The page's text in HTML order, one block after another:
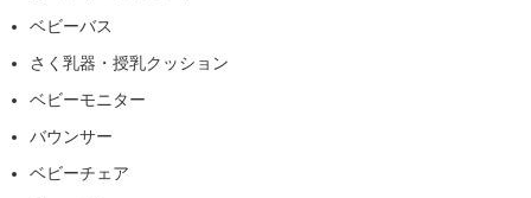
ベビーバス
さく乳器・授乳クッション
ベビーモニター
バウンサー
ベビーチェア